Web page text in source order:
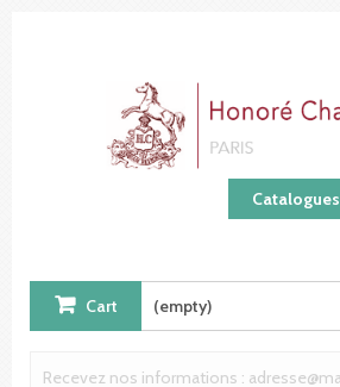
Catalogues
Cart (empty)